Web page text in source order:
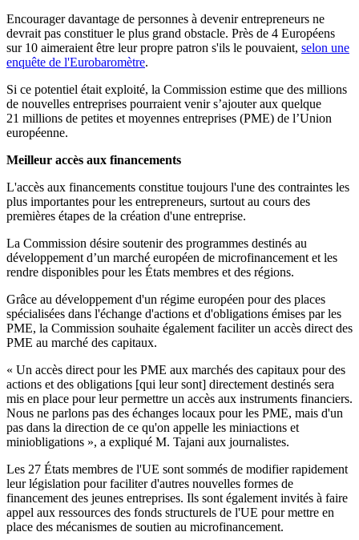
Encourager davantage de personnes à devenir entrepreneurs ne
devrait pas constituer le plus grand obstacle. Près de 4 Européens
sur 10 aimeraient être leur propre patron s'ils le pouvaient, selon une
enquête de l'Eurobaromètre.
Si ce potentiel était exploité, la Commission estime que des millions
de nouvelles entreprises pourraient venir s’ajouter aux quelque
21 millions de petites et moyennes entreprises (PME) de l’Union
européenne.
Meilleur accès aux financements
L'accès aux financements constitue toujours l'une des contraintes les
plus importantes pour les entrepreneurs, surtout au cours des
premières étapes de la création d'une entreprise.
La Commission désire soutenir des programmes destinés au
développement d’un marché européen de microfinancement et les
rendre disponibles pour les États membres et des régions.
Grâce au développement d'un régime européen pour des places
spécialisées dans l'échange d'actions et d'obligations émises par les
PME, la Commission souhaite également faciliter un accès direct des
PME au marché des capitaux.
« Un accès direct pour les PME aux marchés des capitaux pour des
actions et des obligations [qui leur sont] directement destinés sera
mis en place pour leur permettre un accès aux instruments financiers.
Nous ne parlons pas des échanges locaux pour les PME, mais d'un
pas dans la direction de ce qu'on appelle les miniactions et
miniobligations », a expliqué M. Tajani aux journalistes.
Les 27 États membres de l'UE sont sommés de modifier rapidement
leur législation pour faciliter d'autres nouvelles formes de
financement des jeunes entreprises. Ils sont également invités à faire
appel aux ressources des fonds structurels de l'UE pour mettre en
place des mécanismes de soutien au microfinancement.